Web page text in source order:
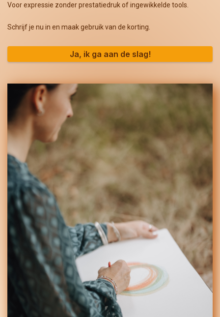
Voor expressie zonder prestatiedruk of ingewikkelde tools.
Schrijf je nu in en maak gebruik van de korting.
Ja, ik ga aan de slag!